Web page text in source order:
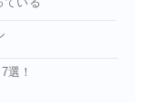
ている
選！